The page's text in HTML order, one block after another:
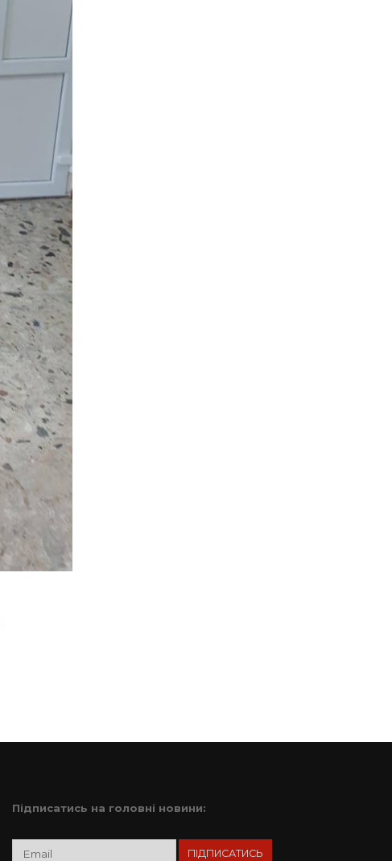
Підписатись на головні новини: